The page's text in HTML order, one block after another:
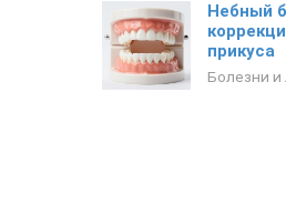
Небный
прикуса
Болезни и